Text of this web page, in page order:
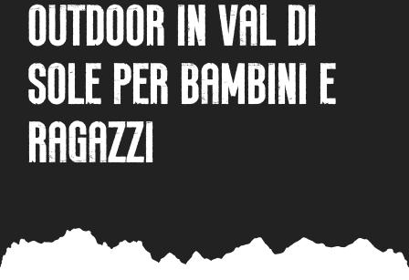
OUTDOOR IN VAL DI
SOLE PER BAMBINI E
RAGAZZI